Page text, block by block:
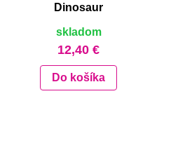
Dinosaur
skladom
12,40 €
Do košíka